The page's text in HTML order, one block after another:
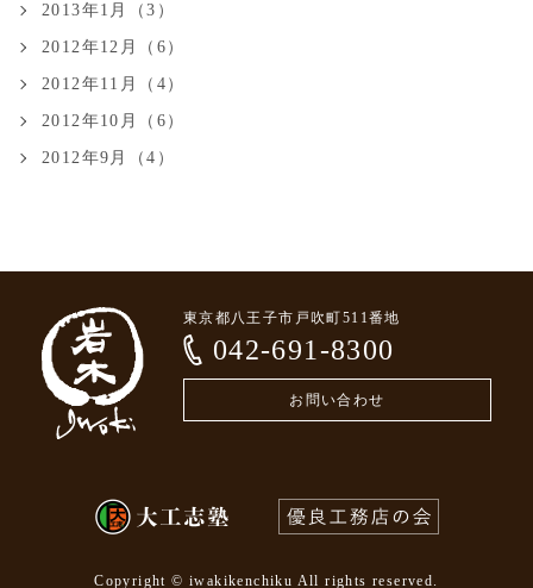
2013年1月（3）
2012年12月（6）
2012年11月（4）
2012年10月（6）
2012年9月（4）
東京都八王子市戸吹町511番地
042-691-8300
お問い合わせ
Copyright © iwakikenchiku All rights reserved.